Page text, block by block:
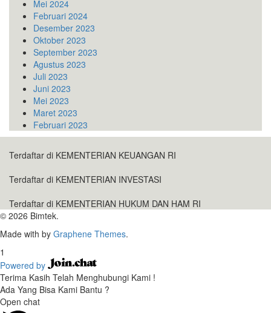
Mei 2024
Februari 2024
Desember 2023
Oktober 2023
September 2023
Agustus 2023
Juli 2023
Juni 2023
Mei 2023
Maret 2023
Februari 2023
Terdaftar di KEMENTERIAN KEUANGAN RI
Terdaftar di KEMENTERIAN INVESTASI
Terdaftar di KEMENTERIAN HUKUM DAN HAM RI
© 2026 Bimtek.
Made with by Graphene Themes.
1
Powered by
Terima Kasih Telah Menghubungi Kami !
Ada Yang Bisa Kami Bantu ?
Open chat